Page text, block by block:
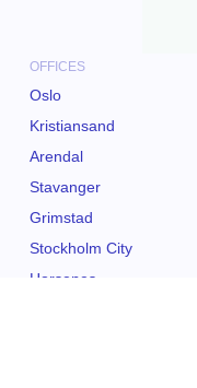
OFFICES
Oslo
Kristiansand
Arendal
Stavanger
Grimstad
Stockholm City
Horsenes